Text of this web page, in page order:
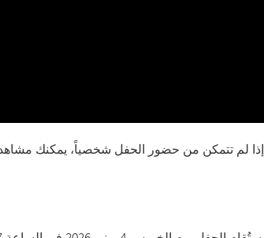
إذا لم تتمكن من حضور الحفل شخصياً، يمكنك مشاهدة